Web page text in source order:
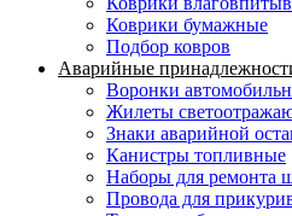
Коврики бумажные
Подбор ковров
Аварийные
Воронки
Жилеты
Знаки аварийной
Канистры топливные
Наборы для ремонта
Провода для